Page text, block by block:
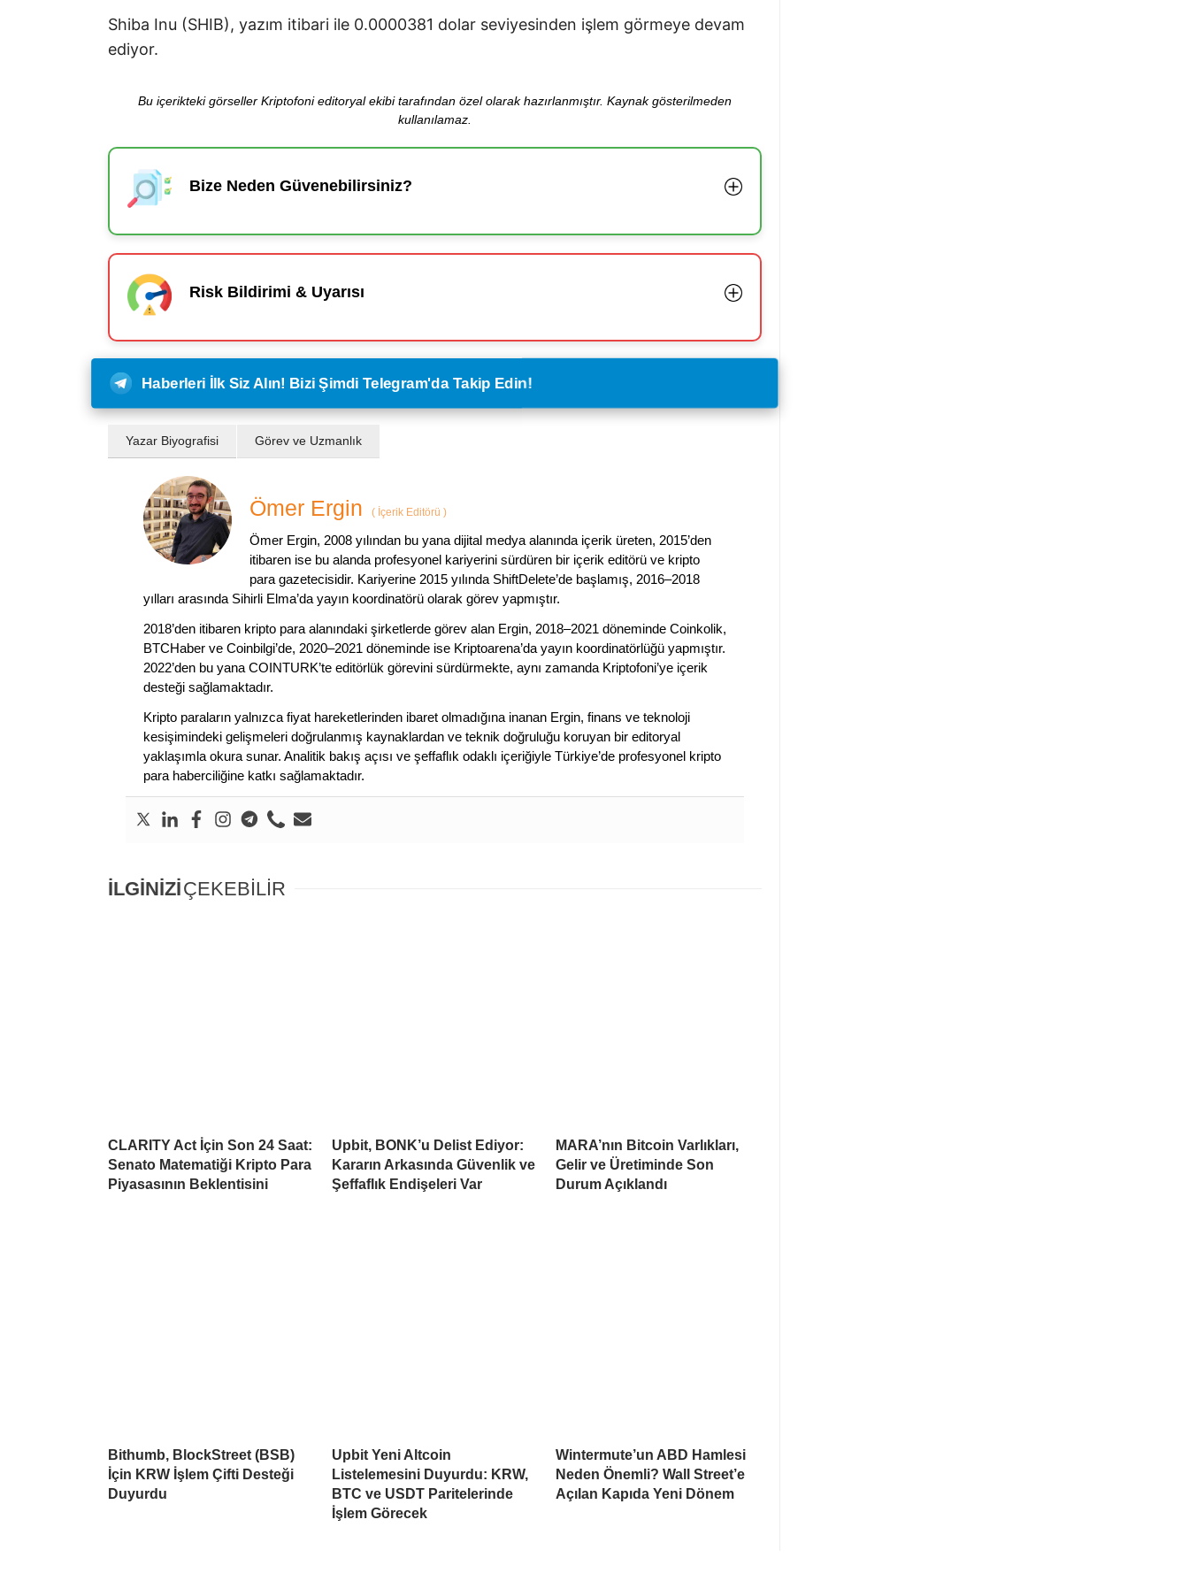
Shiba Inu (SHIB), yazım itibari ile 0.0000381 dolar seviyesinden işlem görmeye devam
ediyor.
Bu içerikteki görseller Kriptofoni editoryal ekibi tarafından özel olarak hazırlanmıştır. Kaynak gösterilmeden
kullanılamaz.
Bize Neden Güvenebilirsiniz?
Risk Bildirimi & Uyarısı
Haberleri İlk Siz Alın! Bizi Şimdi Telegram'da Takip Edin!
Yazar Biyografisi Görev ve Uzmanlık
Ömer Ergin ( İçerik Editörü )
Ömer Ergin, 2008 yılından bu yana dijital medya alanında içerik üreten, 2015’den
itibaren ise bu alanda profesyonel kariyerini sürdüren bir içerik editörü ve kripto
para gazetecisidir. Kariyerine 2015 yılında ShiftDelete’de başlamış, 2016–2018
yılları arasında Sihirli Elma’da yayın koordinatörü olarak görev yapmıştır.
2018’den itibaren kripto para alanındaki şirketlerde görev alan Ergin, 2018–2021 döneminde Coinkolik,
BTCHaber ve Coinbilgi’de, 2020–2021 döneminde ise Kriptoarena’da yayın koordinatörlüğü yapmıştır.
2022’den bu yana COINTURK’te editörlük görevini sürdürmekte, aynı zamanda Kriptofoni’ye içerik
desteği sağlamaktadır.
Kripto paraların yalnızca fiyat hareketlerinden ibaret olmadığına inanan Ergin, finans ve teknoloji
kesişimindeki gelişmeleri doğrulanmış kaynaklardan ve teknik doğruluğu koruyan bir editoryal
yaklaşımla okura sunar. Analitik bakış açısı ve şeffaflık odaklı içeriğiyle Türkiye’de profesyonel kripto
para haberciliğine katkı sağlamaktadır.
İLGİNİZİÇEKEBİLİR
CLARITY Act İçin Son 24 Saat:
Senato Matematiği Kripto Para
Piyasasının Beklentisini
Upbit, BONK’u Delist Ediyor:
Kararın Arkasında Güvenlik ve
Şeffaflık Endişeleri Var
MARA’nın Bitcoin Varlıkları,
Gelir ve Üretiminde Son
Durum Açıklandı
Bithumb, BlockStreet (BSB)
İçin KRW İşlem Çifti Desteği
Duyurdu
Upbit Yeni Altcoin
Listelemesini Duyurdu: KRW,
BTC ve USDT Paritelerinde
İşlem Görecek
Wintermute’un ABD Hamlesi
Neden Önemli? Wall Street’e
Açılan Kapıda Yeni Dönem